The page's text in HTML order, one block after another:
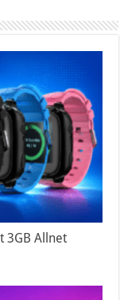
3GB Allnet